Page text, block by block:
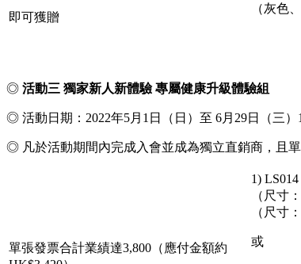
即可獲贈
（灰色
◎ 活動三 獨家新人新體驗 專屬健康升級體驗組
◎ 活動日期：2022年5月1日（日）至 6月29日（三）
◎ 凡於活動期間內完成入會並成為獨立直銷商，且
單張發票合計業績達3,800（應付金額約
1)
（尺寸
（尺寸
或